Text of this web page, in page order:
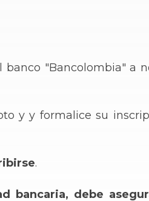
"Bancolombia" a
y y formalice su
.
bancaria, debe